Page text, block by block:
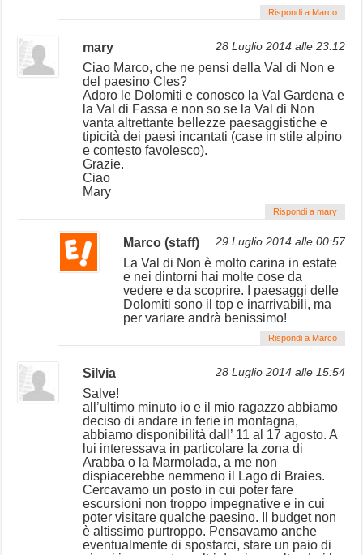
Rispondi a Marco
mary 28 Luglio 2014 alle 23:12
Ciao Marco, che ne pensi della Val di Non e
del paesino Cles?
Adoro le Dolomiti e conosco la Val Gardena e
la Val di Fassa e non so se la Val di Non
vanta altrettante bellezze paesaggistiche e
tipicità dei paesi incantati (case in stile alpino
e contesto favolesco).
Grazie.
Ciao
Mary
Rispondi a mary
Marco (staff) 29 Luglio 2014 alle 00:57
La Val di Non è molto carina in estate
e nei dintorni hai molte cose da
vedere e da scoprire. I paesaggi delle
Dolomiti sono il top e inarrivabili, ma
per variare andrà benissimo!
Rispondi a Marco
Silvia 28 Luglio 2014 alle 15:54
Salve!
all’ultimo minuto io e il mio ragazzo abbiamo
deciso di andare in ferie in montagna,
abbiamo disponibilità dall’ 11 al 17 agosto. A
lui interessava in particolare la zona di
Arabba o la Marmolada, a me non
dispiacerebbe nemmeno il Lago di Braies.
Cercavamo un posto in cui poter fare
escursioni non troppo impegnative e in cui
poter visitare qualche paesino. Il budget non
è altissimo purtroppo. Pensavamo anche
eventualmente di spostarci, stare un paio di